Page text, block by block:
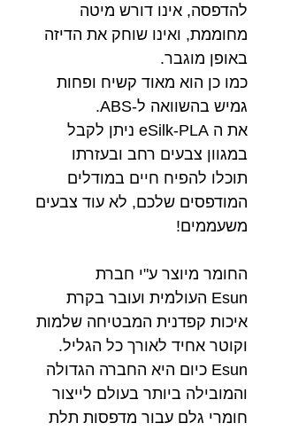
להדפסה, אינו דורש מיטה
מחוממת, ואינו שוחק את הדיזה
באופן מוגבר.
כמו כן הוא מאוד קשיח ופחות
גמיש בהשוואה ל-ABS.
את ה eSilk-PLA ניתן לקבל
במגוון צבעים רחב ובעזרתו
תוכלו להפיח חיים במודלים
המודפסים שלכם, לא עוד צבעים
משעממים!
החומר מיוצר ע"י חברת
Esun העולמית ועובר בקרת
איכות קפדנית המבטיחה שלמות
וקוטר אחיד לאורך כל הגליל.
Esun כיום היא החברה הגדולה
והמובילה ביותר בעולם לייצור
חומרי גלם עבור מדפסות תלת